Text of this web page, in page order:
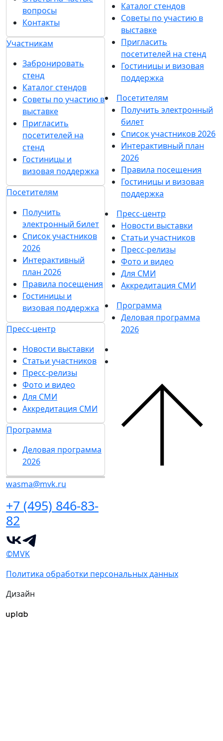
вопросы
Контакты
Участникам
Забронировать
стенд
Каталог стендов
Советы по участию в
выставке
Пригласить
посетителей на
стенд
Гостиницы и
визовая поддержка
Посетителям
Получить
электронный билет
Список участников
2026
Интерактивный
план 2026
Правила посещения
Гостиницы и
визовая поддержка
Пресс-центр
Новости выставки
Статьи участников
Пресс-релизы
Фото и видео
Для СМИ
Аккредитация СМИ
Программа
Деловая программа
2026
wasma@mvk.ru
+7 (495) 846-83-
82
Каталог стендов
Советы по участию в
выставке
Пригласить
посетителей на стенд
Гостиницы и визовая
поддержка
Посетителям
Получить электронный
билет
Список участников 2026
Интерактивный план
2026
Правила посещения
Гостиницы и визовая
поддержка
Пресс-центр
Новости выставки
Статьи участников
Пресс-релизы
Фото и видео
Для СМИ
Аккредитация СМИ
Программа
Деловая программа
2026
©MVK
Политика обработки персональных данных
Дизайн